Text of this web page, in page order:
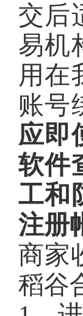
交后
易机
用在
账号
应即
软件
工和
注册
商家
稻谷